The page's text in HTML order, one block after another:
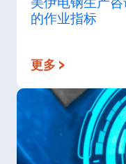
的作业指标
更多 >